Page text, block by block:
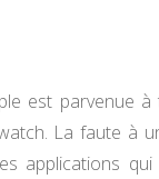
est parvenue
La faute à
applications